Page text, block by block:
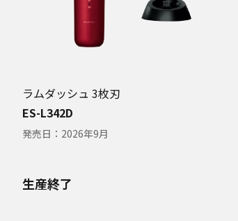
ラムダッシュ 3枚刃
ES-L342D
発売日： 2026年9月
生産終了